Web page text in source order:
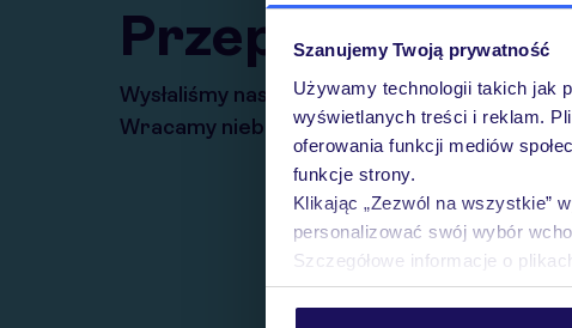
Szanujemy Twoją prywatność
Używamy technologii takich jak
wyświetlanych treści i reklam.
oferowania funkcji mediów
funkcje strony.
Klikając „Zezwól na wszystkie”
personalizować swój wybór
Szczegółowe informacje o
Przepraszamy
Wysłaliśmy nasz serwis na krótkie wakacje.
Wracamy niebawem!